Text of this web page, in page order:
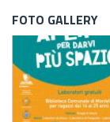
FOTO GALLERY